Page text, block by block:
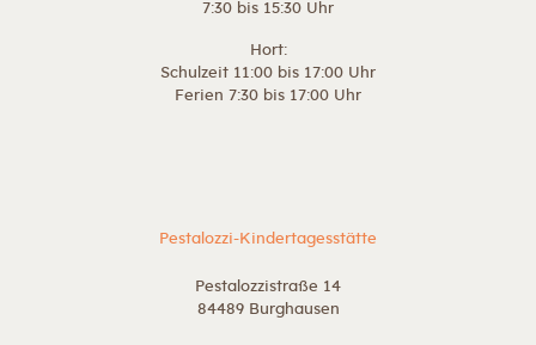
7:30 bis 15:30 Uhr
Hort:
Schulzeit 11:00 bis 17:00 Uhr
Ferien 7:30 bis 17:00 Uhr
Pestalozzi-Kindertagesstätte
Pestalozzistraße 14
84489 Burghausen